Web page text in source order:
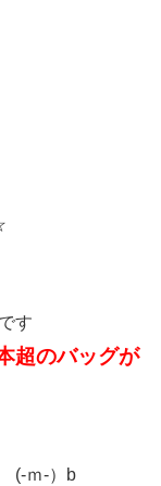
です
超のバッグが
(-ｍ-）b